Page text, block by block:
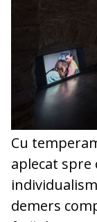
Cu
aplecat spre
demers